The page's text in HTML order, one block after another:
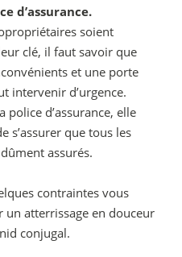
d’assurance.
soient
clé, il faut savoir que
et une porte
intervenir d’urgence.
police d’assurance, elle
s’assurer que tous les
assurés.
contraintes vous
un atterrissage en douceur
conjugal.